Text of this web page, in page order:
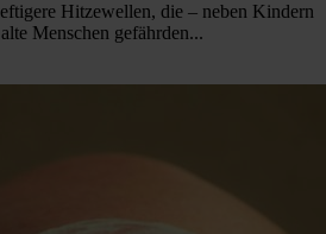
Hitzewellen, die – neben Kindern
Menschen gefährden...